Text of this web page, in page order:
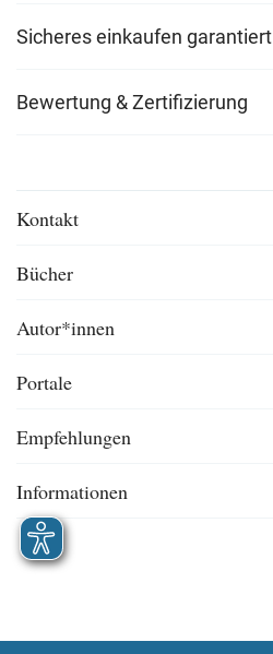
Sicheres einkaufen garantiert
Bewertung & Zertifizierung
Kontakt
Bücher
Autor*innen
Portale
Empfehlungen
Informationen